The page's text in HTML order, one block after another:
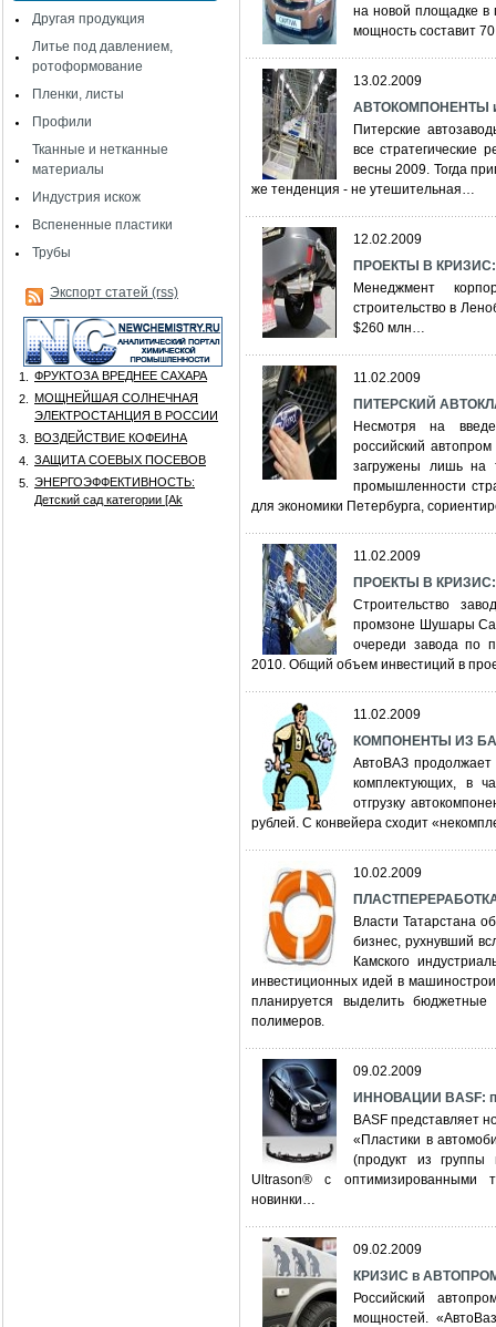
Другая продукция
Литье под давлением,
ротоформование
Пленки, листы
Профили
Тканные и нетканные
материалы
Индустрия искож
Вспененные пластики
Трубы
Экспорт статей (rss)
1.
ФРУКТОЗА ВРЕДНЕЕ САХАРА
2.
МОЩНЕЙШАЯ СОЛНЕЧНАЯ
ЭЛЕКТРОСТАНЦИЯ В РОССИИ
3.
ВОЗДЕЙСТВИЕ КОФЕИНА
4.
ЗАЩИТА СОЕВЫХ ПОСЕВОВ
5.
ЭНЕРГОЭФФЕКТИВНОСТЬ:
Детский сад категории [Аk
на новой площадке в
мощность составит
13.02.2009
АВТОКОМПОНЕНТЫ и
Питерские
все стратегические
весны 2009. Тогда
же тенденция - не утешительная…
12.02.2009
ПРОЕКТЫ В КРИЗИС:
Менеджмент
строительство в
$260 млн…
11.02.2009
ПИТЕРСКИЙ
Несмотря на
российский
загружены лишь на
промышленности
для экономики Петербурга,
11.02.2009
ПРОЕКТЫ В КРИЗИС:
Строительство
промзоне Шушары
очереди завода по
2010. Общий объем инвестиций в
11.02.2009
КОМПОНЕНТЫ ИЗ
АвтоВАЗ
комплектующих, в
отгрузку
рублей. С конвейера сходит
10.02.2009
ПЛАСТПЕРЕРАБОТКА
Власти Татарстана
бизнес, рухнувший
Камского
инвестиционных идей в
планируется выделить бюджетные
полимеров.
09.02.2009
ИННОВАЦИИ BASF:
BASF представляет
«Пластики в
(продукт из группы
Ultrason® с оптимизированными
новинки…
09.02.2009
КРИЗИС в
Российский
мощностей.